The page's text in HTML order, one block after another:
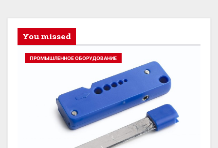
You missed
ПРОМЫШЛЕННОЕ ОБОРУДОВАНИЕ